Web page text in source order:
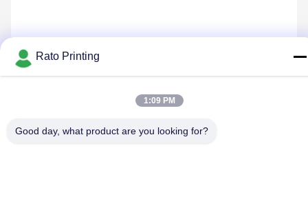
連絡 ください
Rato Printing
1:09 PM
Good day, what product are you looking for?